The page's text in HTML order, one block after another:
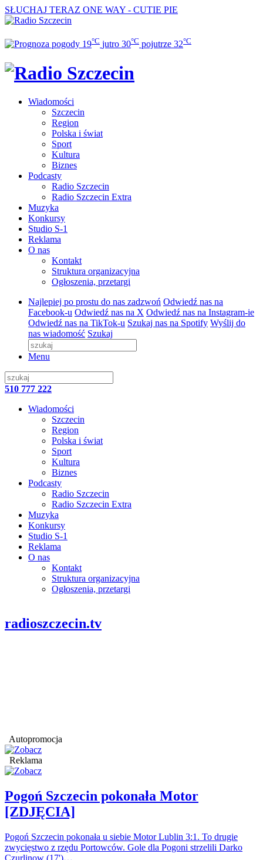
SŁUCHAJ TERAZ ONE WAY - CUTIE PIE
19°C jutro 30°C pojutrze 32°C
Wiadomości
Szczecin
Region
Polska i świat
Sport
Kultura
Biznes
Podcasty
Radio Szczecin
Radio Szczecin Extra
Muzyka
Konkursy
Studio S-1
Reklama
O nas
Kontakt
Struktura organizacyjna
Ogłoszenia, przetargi
Najlepiej po prostu do nas zadzwoń Odwiedź nas na
Facebook-u Odwiedź nas na X Odwiedź nas na Instagram-ie
Odwiedź nas na TikTok-u Szukaj nas na Spotify Wyślij do
nas wiadomość Szukaj
Menu
510 777 222
Wiadomości
Szczecin
Region
Polska i świat
Sport
Kultura
Biznes
Podcasty
Radio Szczecin
Radio Szczecin Extra
Muzyka
Konkursy
Studio S-1
Reklama
O nas
Kontakt
Struktura organizacyjna
Ogłoszenia, przetargi
radioszczecin.tv
Autopromocja
Reklama
Pogoń Szczecin pokonała Motor
[ZDJĘCIA]
Pogoń Szczecin pokonała u siebie Motor Lublin 3:1. To drugie
zwycięstwo z rzędu Portowców. Gole dla Pogoni strzelili Darko
Czurlinow (17')…